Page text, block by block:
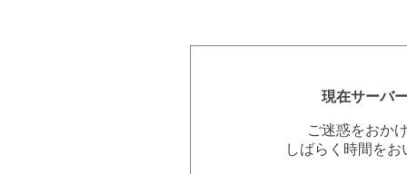
現在サーバ
ご迷惑をおか
しばらく時間を